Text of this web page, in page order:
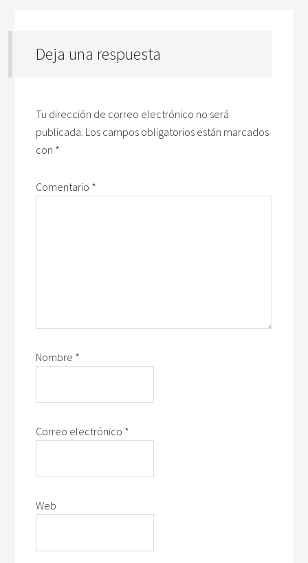
Deja una respuesta
Tu dirección de correo electrónico no será
publicada. Los campos obligatorios están marcados
con *
Comentario *
Nombre *
Correo electrónico *
Web